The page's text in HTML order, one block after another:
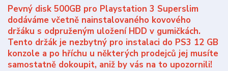
Pevný disk 500GB pro Playstation 3 Superslim
dodáváme včetně nainstalovaného kovového
držáku s odpruženým uložení HDD v gumičkách.
Tento držák je nezbytný pro instalaci do PS3 12 GB
konzole a po hříchu u některých prodejců jej musíte
samostatně dokoupit, aniž by vás na to upozornili!